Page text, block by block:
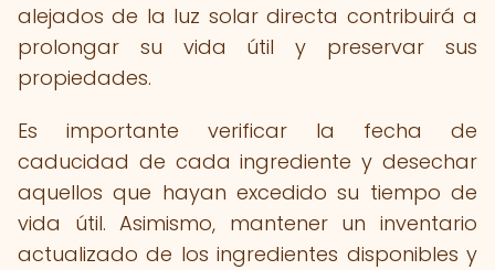
alejados de la luz solar directa contribuirá a
prolongar su vida útil y preservar sus
propiedades.
Es importante verificar la fecha de
caducidad de cada ingrediente y desechar
aquellos que hayan excedido su tiempo de
vida útil. Asimismo, mantener un inventario
actualizado de los ingredientes disponibles y